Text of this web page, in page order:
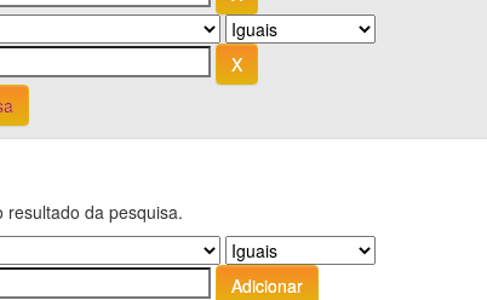
resultado da pesquisa.